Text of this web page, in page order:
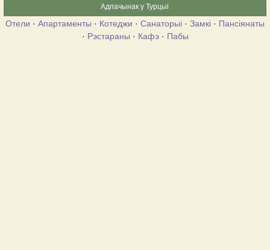
Адпачынак у Турцыі
Отели · Апартаменты · Котеджи · Санаторыі · Замкі · Пансіянаты
· Рэстараны · Кафэ· Пабы